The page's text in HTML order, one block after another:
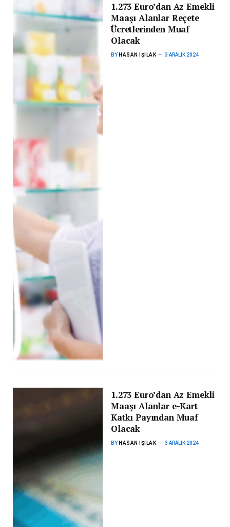
1.273 Euro’dan Az Emekli
Maaşı Alanlar Reçete
Ücretlerinden Muaf
Olacak
BY HASAN IŞILAK 3 ARALIK 2024
1.273 Euro’dan Az Emekli
Maaşı Alanlar e-Kart
Katkı Payından Muaf
Olacak
BY HASAN IŞILAK 3 ARALIK 2024